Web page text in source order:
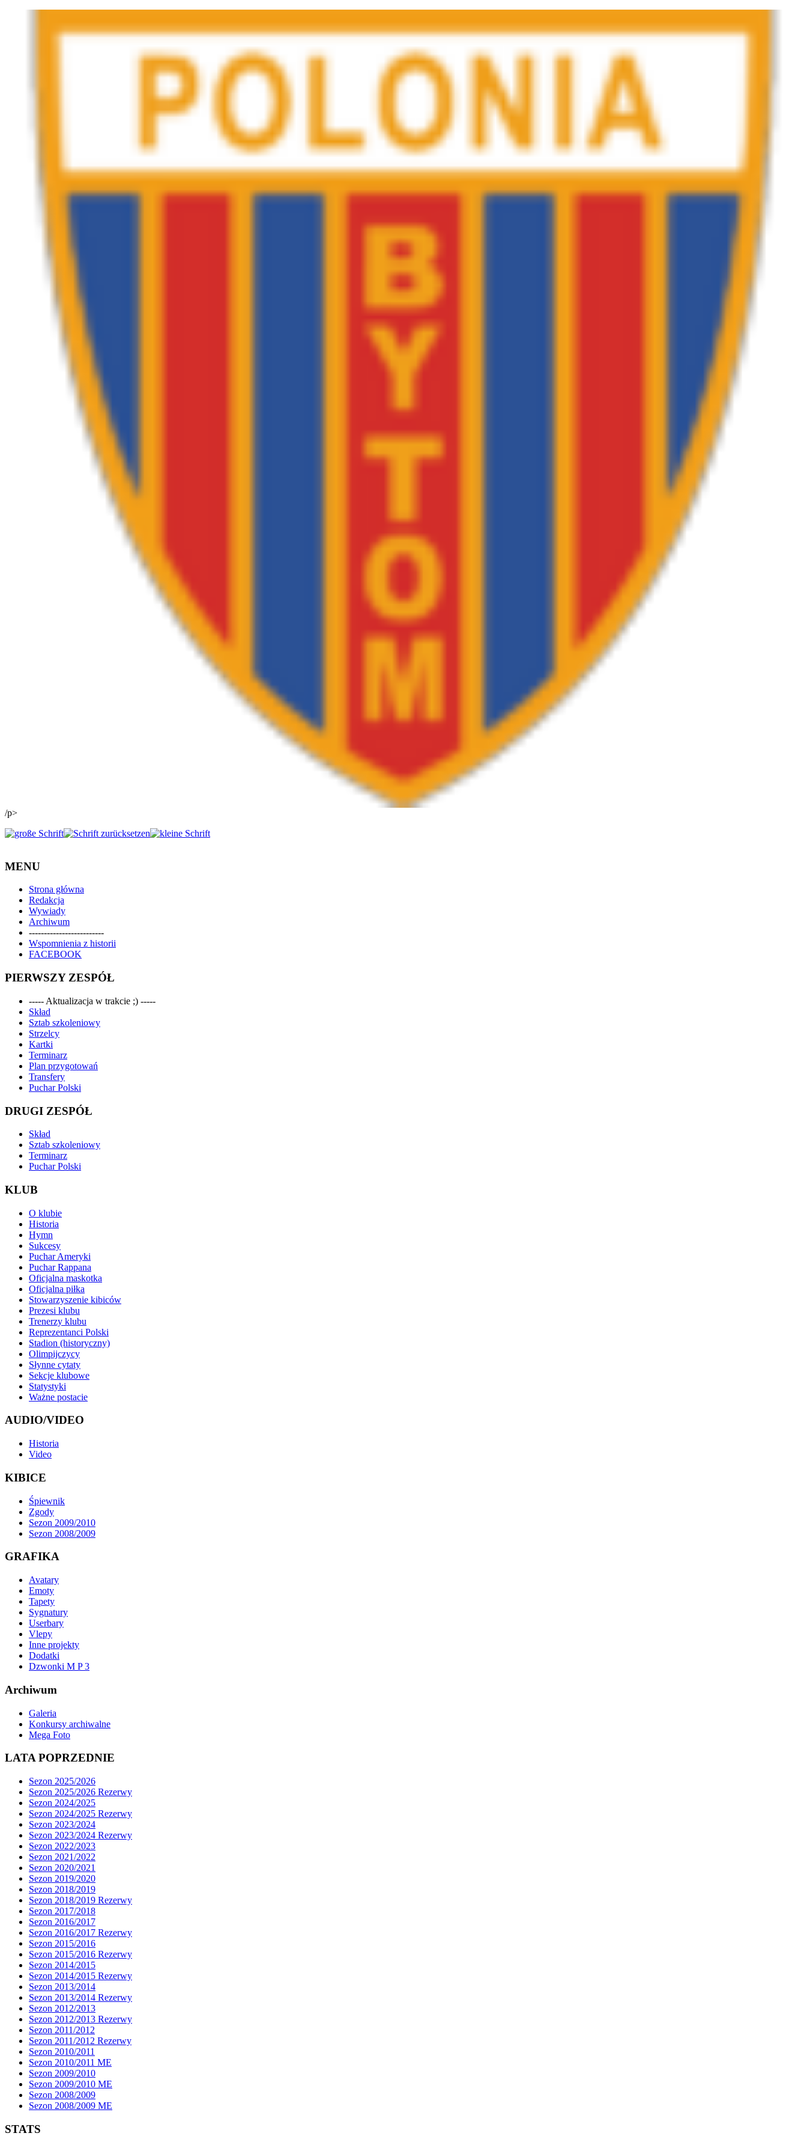
/p>
MENU
Strona główna
Redakcja
Wywiady
Archiwum
-------------------------
Wspomnienia z historii
FACEBOOK
PIERWSZY ZESPÓŁ
----- Aktualizacja w trakcie ;) -----
Skład
Sztab szkoleniowy
Strzelcy
Kartki
Terminarz
Plan przygotowań
Transfery
Puchar Polski
DRUGI ZESPÓŁ
Skład
Sztab szkoleniowy
Terminarz
Puchar Polski
KLUB
O klubie
Historia
Hymn
Sukcesy
Puchar Ameryki
Puchar Rappana
Oficjalna maskotka
Oficjalna piłka
Stowarzyszenie kibiców
Prezesi klubu
Trenerzy klubu
Reprezentanci Polski
Stadion (historyczny)
Olimpijczycy
Słynne cytaty
Sekcje klubowe
Statystyki
Ważne postacie
AUDIO/VIDEO
Historia
Video
KIBICE
Śpiewnik
Zgody
Sezon 2009/2010
Sezon 2008/2009
GRAFIKA
Avatary
Emoty
Tapety
Sygnatury
Userbary
Vlepy
Inne projekty
Dodatki
Dzwonki M P 3
Archiwum
Galeria
Konkursy archiwalne
Mega Foto
LATA POPRZEDNIE
Sezon 2025/2026
Sezon 2025/2026 Rezerwy
Sezon 2024/2025
Sezon 2024/2025 Rezerwy
Sezon 2023/2024
Sezon 2023/2024 Rezerwy
Sezon 2022/2023
Sezon 2021/2022
Sezon 2020/2021
Sezon 2019/2020
Sezon 2018/2019
Sezon 2018/2019 Rezerwy
Sezon 2017/2018
Sezon 2016/2017
Sezon 2016/2017 Rezerwy
Sezon 2015/2016
Sezon 2015/2016 Rezerwy
Sezon 2014/2015
Sezon 2014/2015 Rezerwy
Sezon 2013/2014
Sezon 2013/2014 Rezerwy
Sezon 2012/2013
Sezon 2012/2013 Rezerwy
Sezon 2011/2012
Sezon 2011/2012 Rezerwy
Sezon 2010/2011
Sezon 2010/2011 ME
Sezon 2009/2010
Sezon 2009/2010 ME
Sezon 2008/2009
Sezon 2008/2009 ME
STATS